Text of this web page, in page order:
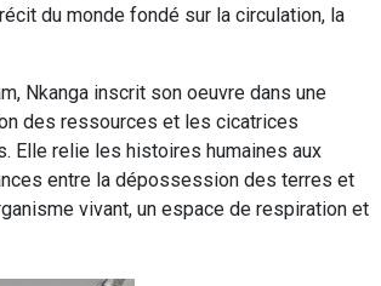
du monde fondé sur la circulation, la
Nkanga inscrit son oeuvre dans une
des ressources et les cicatrices
Elle relie les histoires humaines aux
entre la dépossession des terres et
vivant, un espace de respiration et